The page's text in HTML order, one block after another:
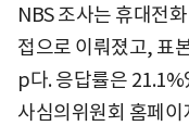
NBS 조사는 휴대전
접으로 이뤄졌고, 표
p다. 응답률은
사심의위원회 홈페이